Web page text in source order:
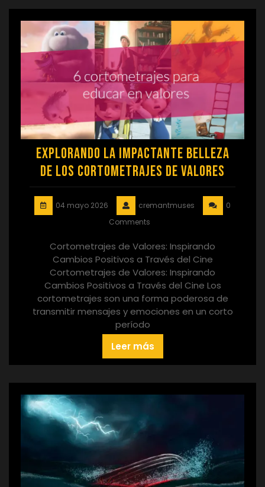
Explorando la Impactante Belleza
de los Cortometrajes de Valores
04 mayo 2026 cremantmuses
0
Comments
Cortometrajes de Valores: Inspirando
Cambios Positivos a Través del Cine
Cortometrajes de Valores: Inspirando
Cambios Positivos a Través del Cine Los
cortometrajes son una forma poderosa de
transmitir mensajes y emociones en un corto
período
Leer más